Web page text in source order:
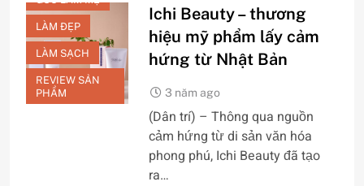
LÀM ĐẸP
LÀM SẠCH
REVIEW SẢN
PHẨM
Ichi Beauty – thương
hiệu mỹ phẩm lấy cảm
hứng từ Nhật Bản
3 năm ago
(Dân trí) – Thông qua nguồn
cảm hứng từ di sản văn hóa
phong phú, Ichi Beauty đã tạo
ra…